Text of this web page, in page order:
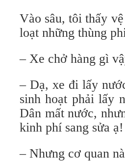
Vào sâu, tôi thấy
loạt những thùng
– Xe chở hàng gì
– Dạ, xe đi lấy
sinh hoạt phải lấy
Dân mất nước,
kinh phí sang sửa ạ!
– Nhưng cơ quan